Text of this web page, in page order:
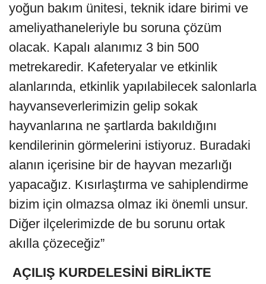
yoğun bakım ünitesi, teknik idare birimi ve
ameliyathaneleriyle bu soruna çözüm
olacak. Kapalı alanımız 3 bin 500
metrekaredir. Kafeteryalar ve etkinlik
alanlarında, etkinlik yapılabilecek salonlarla
hayvanseverlerimizin gelip sokak
hayvanlarına ne şartlarda bakıldığını
kendilerinin görmelerini istiyoruz. Buradaki
alanın içerisine bir de hayvan mezarlığı
yapacağız. Kısırlaştırma ve sahiplendirme
bizim için olmazsa olmaz iki önemli unsur.
Diğer ilçelerimizde de bu sorunu ortak
akılla çözeceğiz”
AÇILIŞ KURDELESİNİ BİRLİKTE